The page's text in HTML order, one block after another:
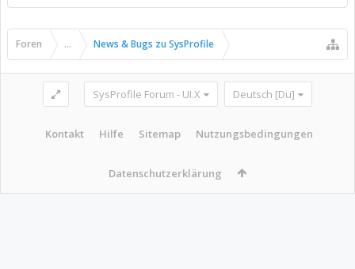
Foren ... News & Bugs zu SysProfile
SysProfile Forum - UI.X Deutsch [Du]
Kontakt Hilfe Sitemap Nutzungsbedingungen
Datenschutzerklärung